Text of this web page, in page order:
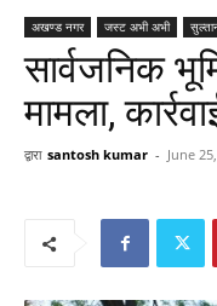
अखण्ड नगर जस्ट अभी अभी
सार्वजनिक
मामला,
द्वारा santosh kumar - June